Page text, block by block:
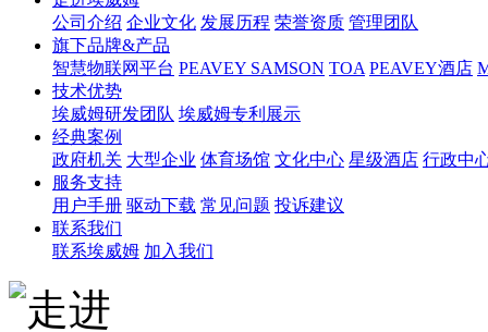
公司介绍 企业文化 发展历程 荣誉资质 管理团队
旗下品牌&产品
智慧物联网平台 PEAVEY SAMSON TOA PEAVEY酒店
技术优势
埃威姆研发团队 埃威姆专利展示
经典案例
政府机关 大型企业 体育场馆 文化中心 星级酒店 行政中
服务支持
用户手册 驱动下载 常见问题 投诉建议
联系我们
联系埃威姆 加入我们